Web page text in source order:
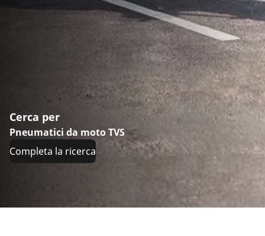
Cerca per
Pneumatici da moto TVS
Completa la ricerca